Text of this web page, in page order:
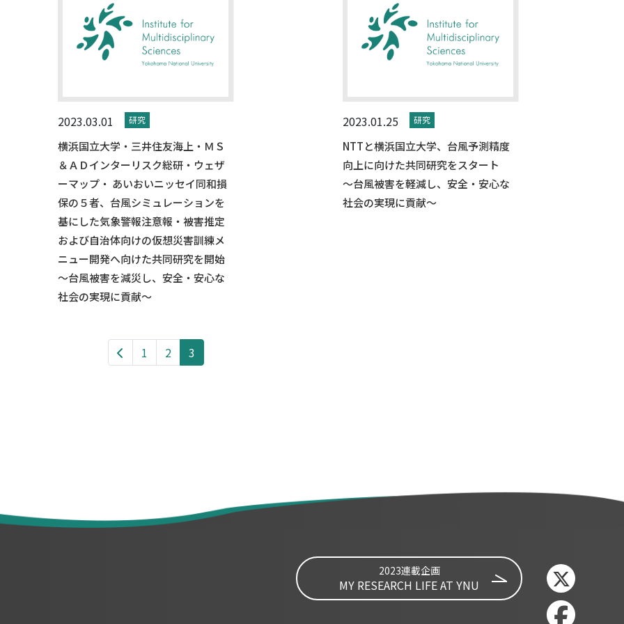
2023.03.01 研究
横浜国立大学・三井住友海上・ＭＳ
＆ＡＤインターリスク総研・ウェザ
ーマップ・ あいおいニッセイ同和損
保の５者、台風シミュレーションを
基にした気象警報注意報・被害推定
および自治体向けの仮想災害訓練メ
ニュー開発へ向けた共同研究を開始
～台風被害を減災し、安全・安心な
社会の実現に貢献～
2023.01.25 研究
NTTと横浜国立大学、台風予測精度
向上に向けた共同研究をスタート
～台風被害を軽減し、安全・安心な
社会の実現に貢献～
1 2 3
2023連載企画
MY RESEARCH LIFE AT YNU